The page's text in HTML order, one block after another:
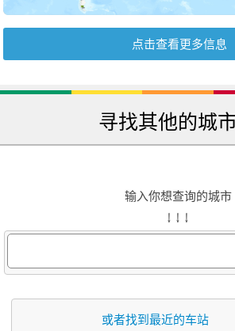
点击查看更多信息
寻找其他的城市
输入你想查询的城市
↓ ↓ ↓
或者找到最近的车站